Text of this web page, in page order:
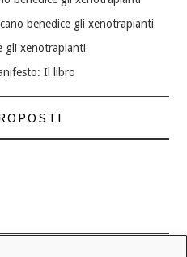
benedice gli xenotrapianti
gli xenotrapianti
Il libro